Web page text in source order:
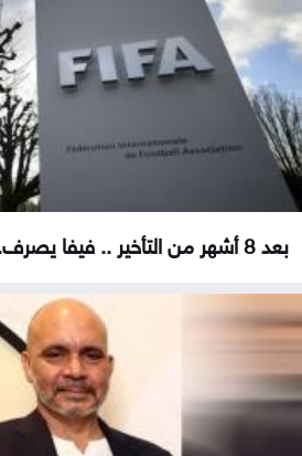
بعد 8 أشهر من التأخير .. فيفا يصرف...